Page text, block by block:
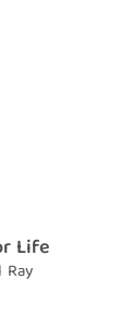
back
rồi rút lại
Life
Ray